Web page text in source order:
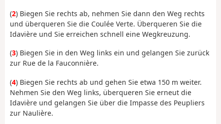
(2) Biegen Sie rechts ab, nehmen Sie dann den Weg rechts
und überqueren Sie die Coulée Verte. Überqueren Sie die
Idavière und Sie erreichen schnell eine Wegkreuzung.
(3) Biegen Sie in den Weg links ein und gelangen Sie zurück
zur Rue de la Fauconnière.
(4) Biegen Sie rechts ab und gehen Sie etwa 150 m weiter.
Nehmen Sie den Weg links, überqueren Sie erneut die
Idavière und gelangen Sie über die Impasse des Peupliers
zur Naulière.